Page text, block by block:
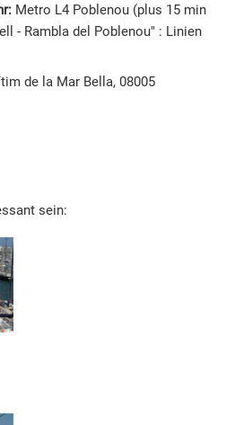
Metro L4 Poblenou (plus 15 min
- Rambla del Poblenou" : Linien
de la Mar Bella, 08005
sein: